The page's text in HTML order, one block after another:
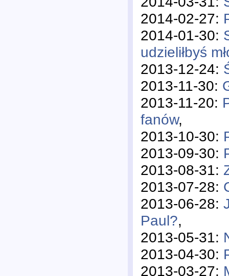
2014-02-27:
2014-01-30:
udzieliłbyś
2013-12-24:
2013-11-30:
2013-11-20:
fanów,
2013-10-30:
2013-09-30:
2013-08-31:
2013-07-28:
2013-06-28:
Paul?,
2013-05-31:
2013-04-30:
2013-03-27: